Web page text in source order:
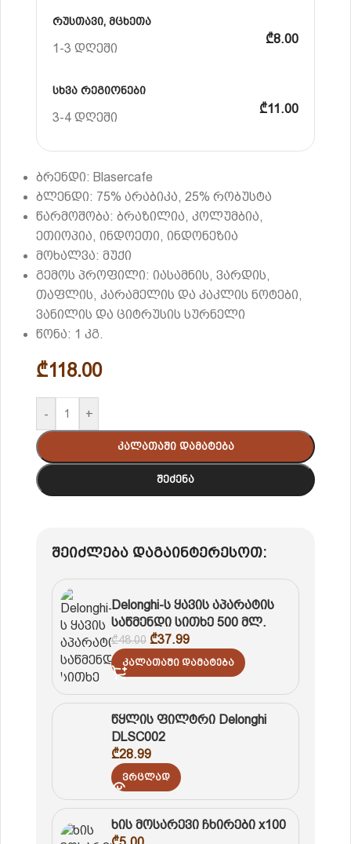
რუსთავი, მცხეთა
1-3 დღეში
₾8.00
სხვა რეგიონები
3-4 დღეში
₾11.00
ბრენდი: Blasercafe
ბლენდი: 75% არაბიკა, 25% რობუსტა
წარმოშობა: ბრაზილია, კოლუმბია,
ეთიოპია, ინდოეთი, ინდონეზია
მოხალვა: მუქი
გემოს პროფილი: იასამნის, ვარდის,
თაფლის, კარამელის და კაკლის ნოტები,
ვანილის და ციტრუსის სურნელი
წონა: 1 კგ.
₾118.00
- +
Კალათაში Დამატება
Შეძენა
შეიძლება დაგაინტერესოთ:
Delonghi-ს ყავის აპარატის
საწმენდი სითხე 500 მლ.
₾48.00 ₾37.99
Კალათაში Დამატება
წყლის ფილტრი Delonghi
DLSC002
₾28.99
Ვრცლად
ხის მოსარევი ჩხირები x100